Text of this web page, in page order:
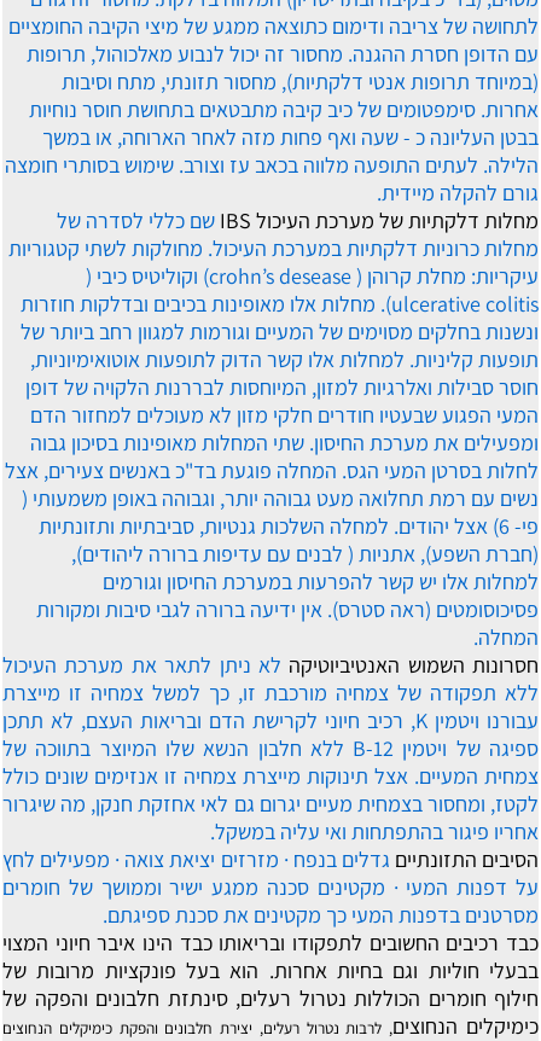
לתחושה של צריבה ודימום כתוצאה ממגע של מיצי הקיבה החומציים
עם הדופן חסרת ההגנה. מחסור זה יכול לנבוע מאלכוהול, תרופות
(במיוחד תרופות אנטי דלקתיות), מחסור תזונתי, מתח וסיבות
אחרות. סימפטומים של כיב קיבה מתבטאים בתחושת חוסר נוחיות
בבטן העליונה כ - שעה ואף פחות מזה לאחר הארוחה, או במשך
הלילה. לעתים התופעה מלווה בכאב עז וצורב. שימוש בסותרי חומצה
גורם להקלה מיידית.
מחלות דלקתיות של מערכת העיכול IBS
שם כללי לסדרה של
מחלות כרוניות דלקתיות במערכת העיכול. מחולקות לשתי קטגוריות
עיקריות: מחלת קרוהן ( crohn’s desease) וקוליטיס כיבי (
ulcerative colitis). מחלות אלו מאופינות בכיבים ובדלקות חוזרות
ונשנות בחלקים מסוימים של המעיים וגורמות למגוון רחב ביותר של
תופעות קליניות. למחלות אלו קשר הדוק לתופעות אוטואימיוניות,
חוסר סבילות ואלרגיות למזון, המיוחסות לבררנות הלקויה של דופן
המעי הפגוע שבעטיו חודרים חלקי מזון לא מעוכלים למחזור הדם
ומפעילים את מערכת החיסון. שתי המחלות מאופינות בסיכון גבוה
לחלות בסרטן המעי הגס. המחלה פוגעת בד"כ באנשים צעירים, אצל
נשים עם רמת תחלואה מעט גבוהה יותר, וגבוהה באופן משמעותי (
פי- 6) אצל יהודים. למחלה השלכות גנטיות, סביבתיות ותזונתיות
(חברת השפע), אתניות ( לבנים עם עדיפות ברורה ליהודים),
למחלות אלו יש קשר להפרעות במערכת החיסון וגורמים
פסיכוסומטים (ראה סטרס). אין ידיעה ברורה לגבי סיבות ומקורות
המחלה.
חסרונות השמוש האנטיביוטיקה לא ניתן לתאר את מערכת העיכול
ללא תפקודה של צמחיה מורכבת זו, כך למשל צמחיה זו מייצרת
עבורנו ויטמין K, רכיב חיוני לקרישת הדם ובריאות העצם, לא תתכן
ספיגה של ויטמין B-12 ללא חלבון הנשא שלו המיוצר בתווכה של
צמחית המעיים. אצל תינוקות מייצרת צמחיה זו אנזימים שונים כולל
לקטז, ומחסור בצמחית מעיים יגרום גם לאי אחזקת חנקן, מה שיגרור
אחריו פיגור בהתפתחות ואי עליה במשקל.
הסיבים התזונתיים גדלים בנפח · מזרזים יציאת צואה · מפעילים לחץ
על דפנות המעי · מקטינים סכנה ממגע ישיר וממושך של חומרים
מסרטנים בדפנות המעי כך מקטינים את סכנת ספיגתם.
כבד רכיבים החשובים לתפקודו ובריאותו כבד הינו איבר חיוני המצוי
בבעלי חוליות וגם בחיות אחרות. הוא בעל פונקציות מרובות של
חילוף חומרים הכוללות נטרול רעלים, סינתזת חלבונים והפקה של
כימיקלים הנחוצים, לרבות נטרול רעלים, יצירת חלבונים והפקת כימיקלים הנחוצים